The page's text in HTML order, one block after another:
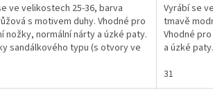
ve velikostech 25-36, barva
s motivem duhy. Vhodné pro
nožky, normální nárty a úzké paty.
sandálkového typu (s otvory ve
Vyrábí se
tmavě
Vhodné
a úzké
31